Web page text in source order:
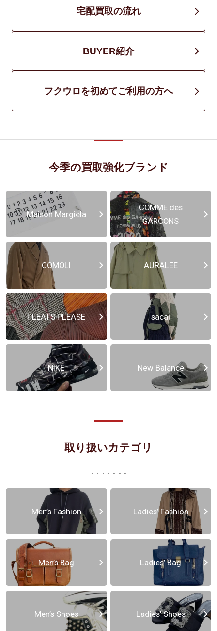
宅配買取の流れ
BUYER紹介
フクウロを初めてご利用の方へ
今季の買取強化ブランド
Maison Margiela
COMME des
GARCONS
COMOLI AURALEE
PLEATS PLEASE sacai
NIKE New Balance
取り扱いカテゴリ
Men’s Fashion Ladies’ Fashion
Men’s Bag Ladies’ Bag
Men’s Shoes Ladies’ Shoes